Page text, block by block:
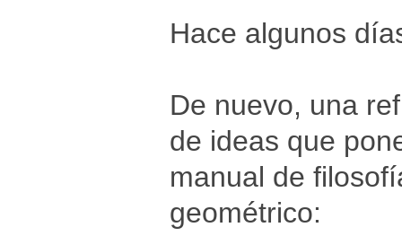
Hace algunos
De nuevo, una
de ideas que
manual de
geométrico: